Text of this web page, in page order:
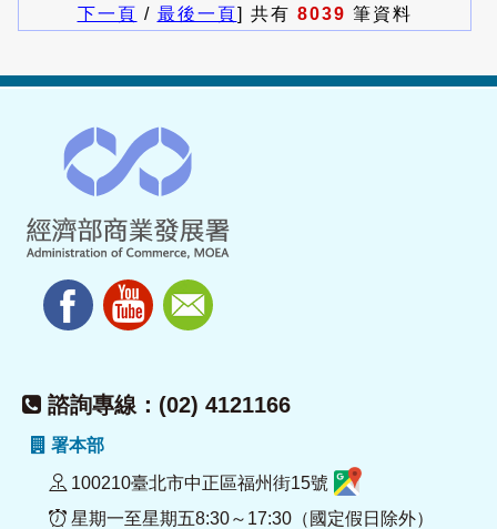
下一頁 / 最後一頁] 共有 8039 筆資料
諮詢專線：(02) 4121166
署本部
100210臺北市中正區福州街15號
星期一至星期五8:30～17:30（國定假日除外）